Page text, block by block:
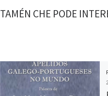
TAMÉN CHE PODE